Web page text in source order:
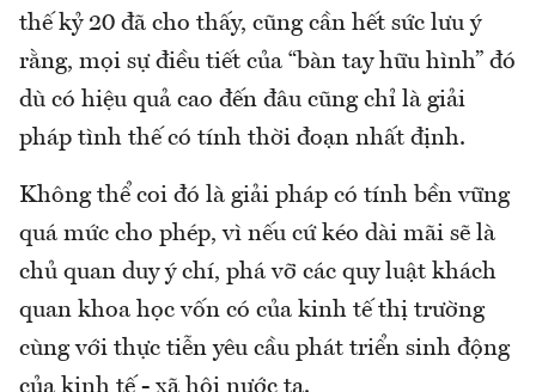
thế kỷ 20 đã cho thấy, cũng cần hết sức lưu ý
rằng, mọi sự điều tiết của “bàn tay hữu hình” đó
dù có hiệu quả cao đến đâu cũng chỉ là giải
pháp tình thế có tính thời đoạn nhất định.
Không thể coi đó là giải pháp có tính bền vững
quá mức cho phép, vì nếu cứ kéo dài mãi sẽ là
chủ quan duy ý chí, phá vỡ các quy luật khách
quan khoa học vốn có của kinh tế thị trường
cùng với thực tiễn yêu cầu phát triển sinh động